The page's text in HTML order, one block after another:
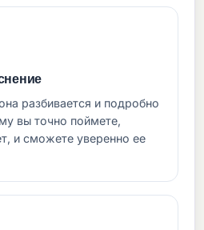
разбивается и подробно
вы точно поймете,
и сможете уверенно ее